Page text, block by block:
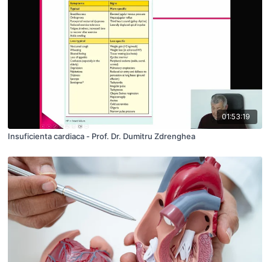
01:53:19
Insuficienta cardiaca - Prof. Dr. Dumitru Zdrenghea